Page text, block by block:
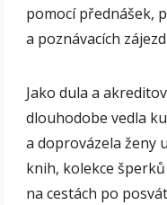
pomocí přednášek,
a poznávacích
Jako dula a
dlouhodobe vedla
a doprovázela ženy
knih, kolekce
na cestách po